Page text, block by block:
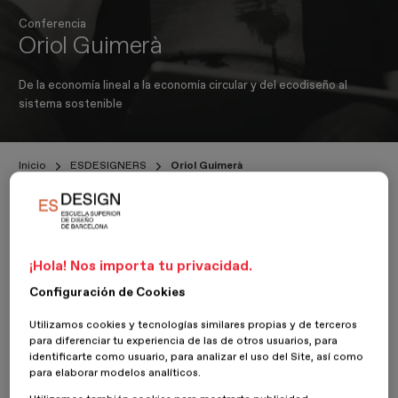
Conferencia
Oriol Guimerà
De la economía lineal a la economía circular y del ecodiseño al
sistema sostenible
Inicio ESDESIGNERS Oriol Guimerà
1 Octubre 2021
económica y albienestarde la población. Sostenibilidad,
economía y salud son indisociables. Durante años hemos
aprendido a ignorarlo, pero la realidad nos ha explotado en la cara.
Hacen falta cambios profundos y estructurales
¡Hola! Nos importa tu privacidad.
Configuración de Cookies
Utilizamos cookies y tecnologías similares propias y de terceros
para diferenciar tu experiencia de las de otros usuarios, para
identificarte como usuario, para analizar el uso del Site, así como
para elaborar modelos analíticos.